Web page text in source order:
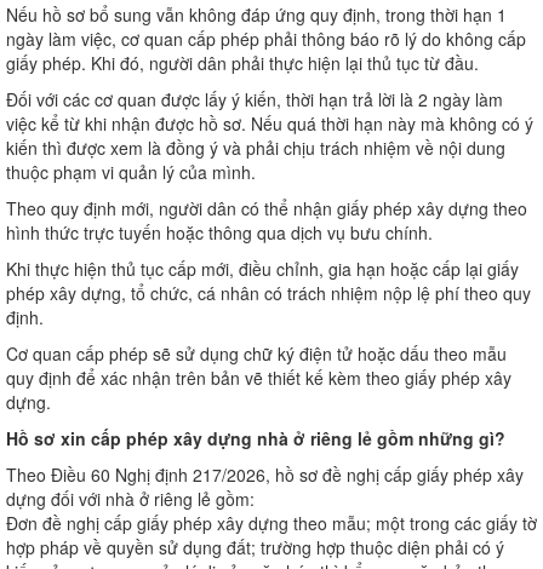
Nếu hồ sơ bổ sung vẫn không đáp ứng quy định, trong thời hạn 1
ngày làm việc, cơ quan cấp phép phải thông báo rõ lý do không cấp
giấy phép. Khi đó, người dân phải thực hiện lại thủ tục từ đầu.
Đối với các cơ quan được lấy ý kiến, thời hạn trả lời là 2 ngày làm
việc kể từ khi nhận được hồ sơ. Nếu quá thời hạn này mà không có ý
kiến thì được xem là đồng ý và phải chịu trách nhiệm về nội dung
thuộc phạm vi quản lý của mình.
Theo quy định mới, người dân có thể nhận giấy phép xây dựng theo
hình thức trực tuyến hoặc thông qua dịch vụ bưu chính.
Khi thực hiện thủ tục cấp mới, điều chỉnh, gia hạn hoặc cấp lại giấy
phép xây dựng, tổ chức, cá nhân có trách nhiệm nộp lệ phí theo quy
định.
Cơ quan cấp phép sẽ sử dụng chữ ký điện tử hoặc dấu theo mẫu
quy định để xác nhận trên bản vẽ thiết kế kèm theo giấy phép xây
dựng.
Hồ sơ xin cấp phép xây dựng nhà ở riêng lẻ gồm những gì?
Theo Điều 60 Nghị định 217/2026, hồ sơ đề nghị cấp giấy phép xây
dựng đối với nhà ở riêng lẻ gồm:
Đơn đề nghị cấp giấy phép xây dựng theo mẫu; một trong các giấy tờ
hợp pháp về quyền sử dụng đất; trường hợp thuộc diện phải có ý